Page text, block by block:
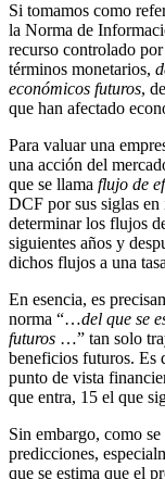
Si tomamos como
la Norma de
recurso controlado
términos monetarios,
económicos futuros,
que han afectado
Para valuar una
una acción del
que se llama flujo de
DCF por sus siglas
determinar los flujos
siguientes años y
dichos flujos a una
En esencia, es
norma “…del que se
futuros …” tan solo
beneficios futuros. Es
punto de vista
que entra, 15 el que
Sin embargo, como
predicciones,
que se estima que el